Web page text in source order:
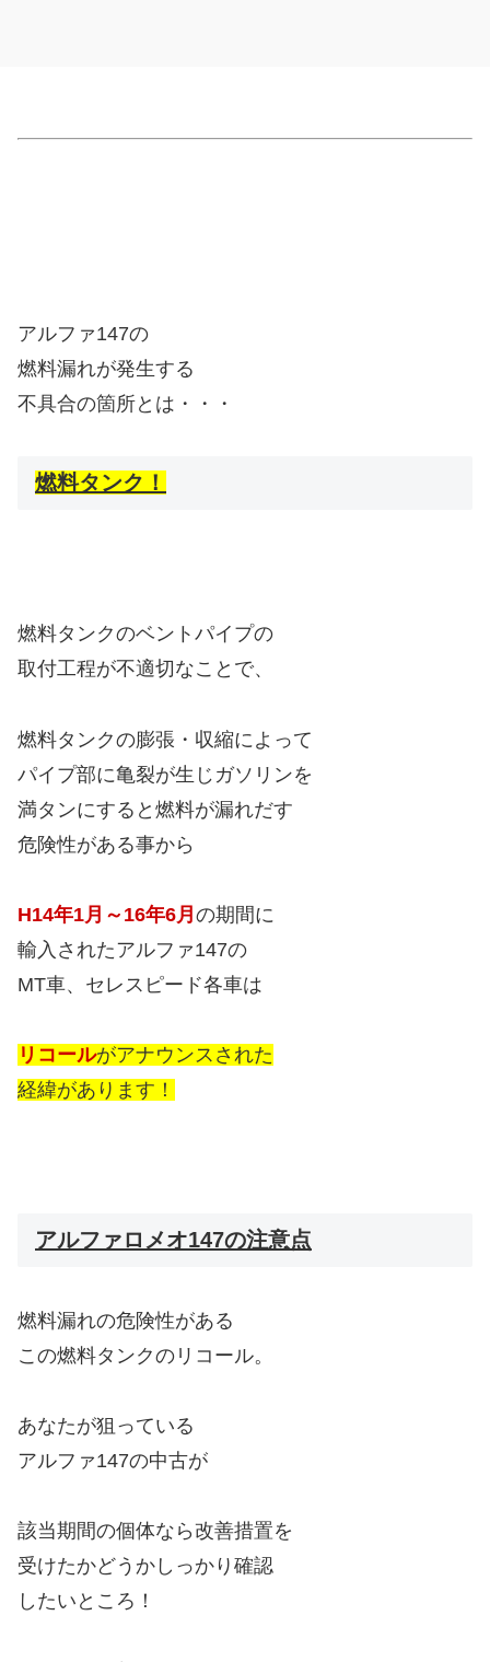
アルファ147の
燃料漏れが発生する
不具合の箇所とは・・・
燃料タンク！
燃料タンクのベントパイプの
取付工程が不適切なことで、
燃料タンクの膨張・収縮によって
パイプ部に亀裂が生じガソリンを
満タンにすると燃料が漏れだす
危険性がある事から
H14年1月～16年6月 の期間に
輸入されたアルファ147の
MT車、セレスピード各車は
リコールがアナウンスされた
経緯があります！
アルファロメオ147の注意点
燃料漏れの危険性がある
この燃料タンクのリコール。
あなたが狙っている
アルファ147の中古が
該当期間の個体なら改善措置を
受けたかどうかしっかり確認
したいところ！